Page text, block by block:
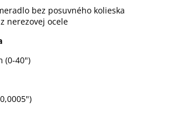
bez posuvného kolieska
nerezovej ocele
(0-40")